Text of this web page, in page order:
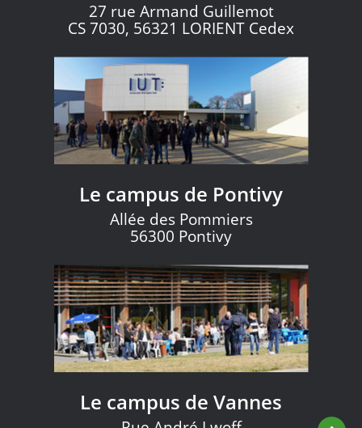
27 rue Armand Guillemot
CS 7030, 56321 LORIENT Cedex
Le campus de Pontivy
Allée des Pommiers
56300 Pontivy
Le campus de Vannes